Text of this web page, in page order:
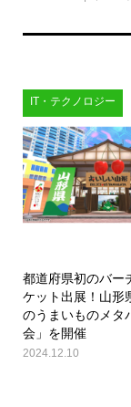
IT・テクノロジー
都道府県初のバー
ケット出展！山形
のうまいものメタ
会」を開催
2024.12.10